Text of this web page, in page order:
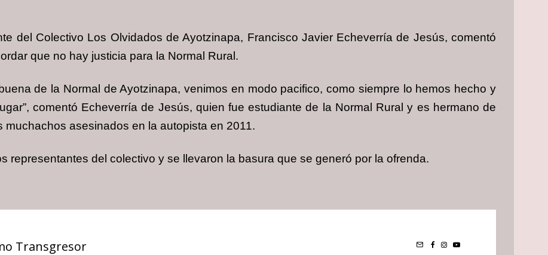
del Colectivo Los Olvidados de Ayotzinapa, Francisco Javier Echeverría de Jesús, comentó
que no hay justicia para la Normal Rural.
de la Normal de Ayotzinapa, venimos en modo pacifico, como siempre lo hemos hecho y
comentó Echeverría de Jesús, quien fue estudiante de la Normal Rural y es hermano de
asesinados en la autopista en 2011.
representantes del colectivo y se llevaron la basura que se generó por la ofrenda.
Transgresor